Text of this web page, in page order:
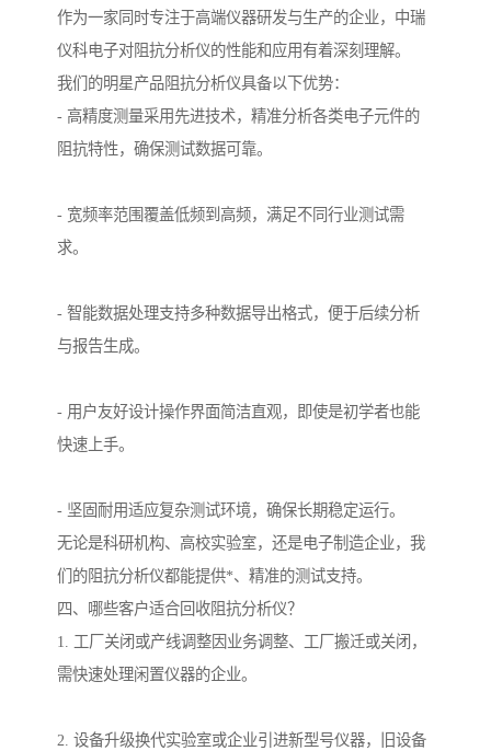
作为一家同时专注于高端仪器研发与生产的企业，中瑞
仪科电子对阻抗分析仪的性能和应用有着深刻理解。
我们的明星产品阻抗分析仪具备以下优势：
- 高精度测量采用先进技术，精准分析各类电子元件的
阻抗特性，确保测试数据可靠。
- 宽频率范围覆盖低频到高频，满足不同行业测试需
求。
- 智能数据处理支持多种数据导出格式，便于后续分析
与报告生成。
- 用户友好设计操作界面简洁直观，即使是初学者也能
快速上手。
- 坚固耐用适应复杂测试环境，确保长期稳定运行。
无论是科研机构、高校实验室，还是电子制造企业，我
们的阻抗分析仪都能提供*、精准的测试支持。
四、哪些客户适合回收阻抗分析仪？
1. 工厂关闭或产线调整因业务调整、工厂搬迁或关闭，
需快速处理闲置仪器的企业。
2. 设备升级换代实验室或企业引进新型号仪器，旧设备